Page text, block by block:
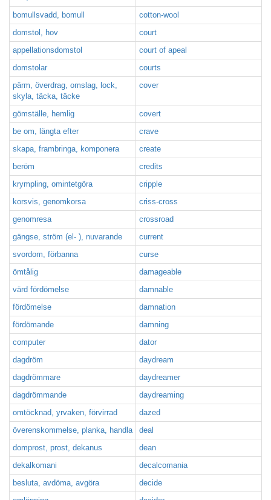
bomullsvadd, bomull
cotton-wool
domstol, hov
court
appellationsdomstol
court of apeal
domstolar
courts
pärm, överdrag, omslag, lock,
skyla, täcka, täcke
cover
gömställe, hemlig
covert
be om, längta efter
crave
skapa, frambringa, komponera
create
beröm
credits
krympling, omintetgöra
cripple
korsvis, genomkorsa
criss-cross
genomresa
crossroad
gängse, ström (el- ), nuvarande
current
svordom, förbanna
curse
ömtålig
damageable
värd fördömelse
damnable
fördömelse
damnation
fördömande
damning
computer
dator
dagdröm
daydream
dagdrömmare
daydreamer
dagdrömmande
daydreaming
omtöcknad, yrvaken, förvirrad
dazed
överenskommelse, planka, handla
deal
domprost, prost, dekanus
dean
dekalkomani
decalcomania
besluta, avdöma, avgöra
decide